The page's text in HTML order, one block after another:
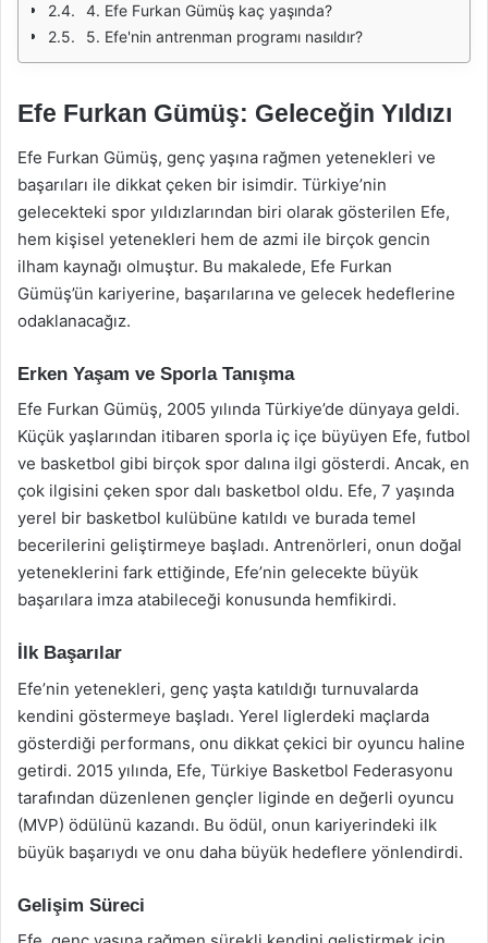
4. Efe Furkan Gümüş kaç yaşında?
5. Efe'nin antrenman programı nasıldır?
Efe Furkan Gümüş: Geleceğin Yıldızı
Efe Furkan Gümüş, genç yaşına rağmen yetenekleri ve
başarıları ile dikkat çeken bir isimdir. Türkiye’nin
gelecekteki spor yıldızlarından biri olarak gösterilen Efe,
hem kişisel yetenekleri hem de azmi ile birçok gencin
ilham kaynağı olmuştur. Bu makalede, Efe Furkan
Gümüş’ün kariyerine, başarılarına ve gelecek hedeflerine
odaklanacağız.
Erken Yaşam ve Sporla Tanışma
Efe Furkan Gümüş, 2005 yılında Türkiye’de dünyaya geldi.
Küçük yaşlarından itibaren sporla iç içe büyüyen Efe, futbol
ve basketbol gibi birçok spor dalına ilgi gösterdi. Ancak, en
çok ilgisini çeken spor dalı basketbol oldu. Efe, 7 yaşında
yerel bir basketbol kulübüne katıldı ve burada temel
becerilerini geliştirmeye başladı. Antrenörleri, onun doğal
yeteneklerini fark ettiğinde, Efe’nin gelecekte büyük
başarılara imza atabileceği konusunda hemfikirdi.
İlk Başarılar
Efe’nin yetenekleri, genç yaşta katıldığı turnuvalarda
kendini göstermeye başladı. Yerel liglerdeki maçlarda
gösterdiği performans, onu dikkat çekici bir oyuncu haline
getirdi. 2015 yılında, Efe, Türkiye Basketbol Federasyonu
tarafından düzenlenen gençler liginde en değerli oyuncu
(MVP) ödülünü kazandı. Bu ödül, onun kariyerindeki ilk
büyük başarıydı ve onu daha büyük hedeflere yönlendirdi.
Gelişim Süreci